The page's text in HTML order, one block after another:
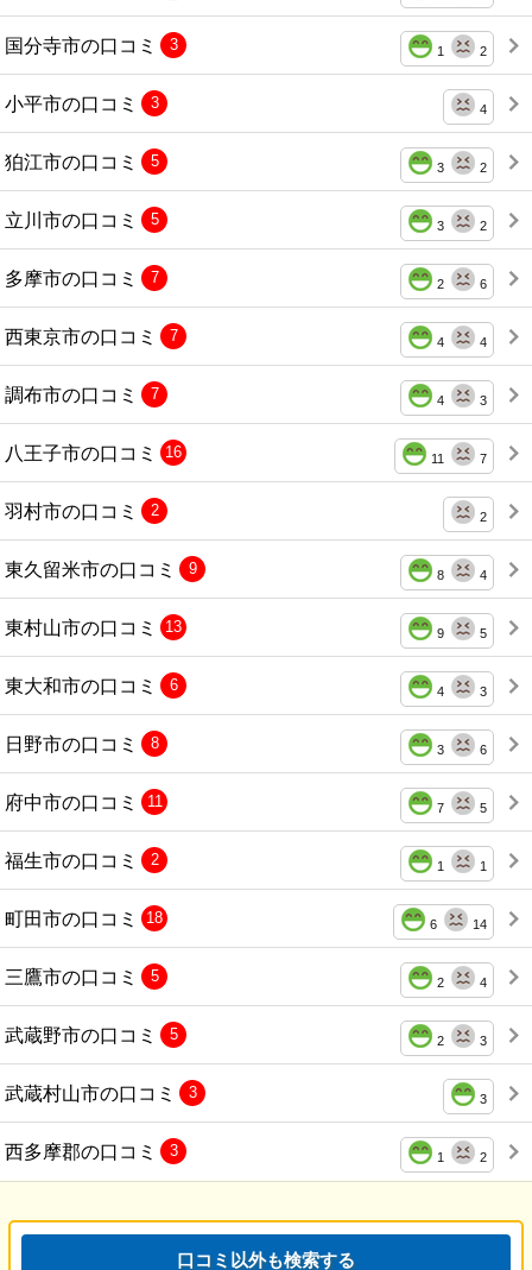
国分寺市の口コミ 1 2
3
小平市の口コミ 4
3
狛江市の口コミ 3 2
5
立川市の口コミ 3 2
5
多摩市の口コミ 2 6
7
西東京市の口コミ 4 4
7
調布市の口コミ 4 3
7
八王子市の口コミ 11 7
16
羽村市の口コミ 2
2
東久留米市の口コミ 8 4
9
東村山市の口コミ 9 5
13
東大和市の口コミ 4 3
6
日野市の口コミ 3 6
8
府中市の口コミ 7 5
11
福生市の口コミ 1 1
2
町田市の口コミ 6 14
18
三鷹市の口コミ 2 4
5
武蔵野市の口コミ 2 3
5
武蔵村山市の口コミ 3
3
西多摩郡の口コミ 1 2
3
口コミ以外も検索する